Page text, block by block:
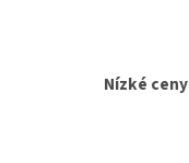
Nízké ceny